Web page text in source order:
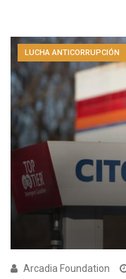
LUCHA ANTICORRUPCIÓN
Arcadia Foundation